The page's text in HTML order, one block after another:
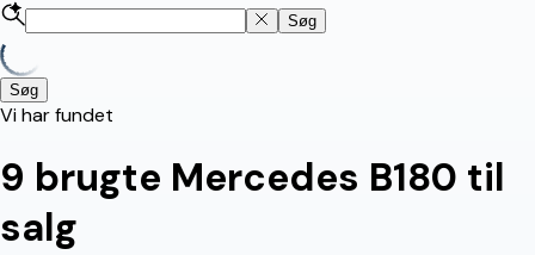
Søg
Søg
Vi har fundet
9 brugte Mercedes B180 til
salg